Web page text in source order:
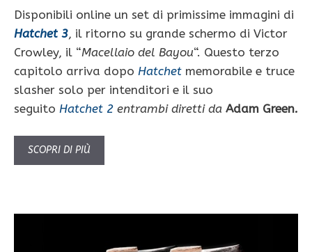
Disponibili online un set di primissime immagini di
Hatchet 3, il ritorno su grande schermo di Victor
Crowley, il “Macellaio del Bayou“. Questo terzo
capitolo arriva dopo Hatchet memorabile e truce
slasher solo per intenditori e il suo
seguito Hatchet 2 entrambi diretti da Adam Green.
SCOPRI DI PIÙ